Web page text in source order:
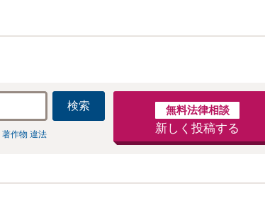
検索
著作物 違法
無料法律相談
新しく投稿する